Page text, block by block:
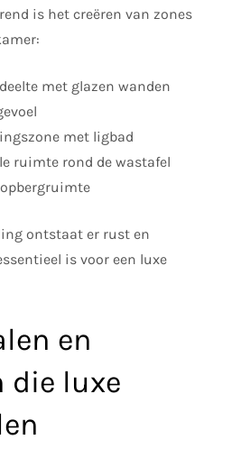
is het creëren van zones
met glazen wanden
met ligbad
ruimte rond de wastafel
ontstaat er rust en
is voor een luxe
en
die luxe